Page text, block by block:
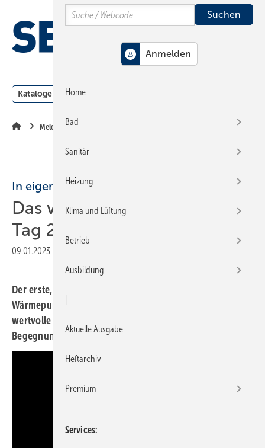
Hauptinhalt
Hauptmenü
SiteSearch
Kataloge Meldungen
Meldungen
In eigener Sache
Das war der Wärmepumpen-
Tag 2022
09.01.2023
Der erste, gemeinsam mit der SBZ veranstaltete
Wärmepumpen-Tag der haustec.de ACADEMY bot
wertvolle Informationen, tolle Gespräche und
Begegnungen.
Search
Home
Bad
Sanitär
Heizung
Klima und Lüftung
Betrieb
Ausbildung
Aktuelle Ausgabe
Heftarchiv
Premium
Services